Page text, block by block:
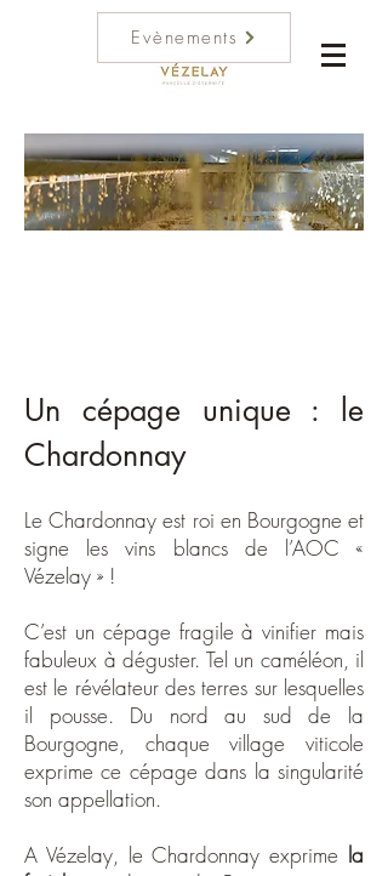
Evènements
Un cépage unique : le
Chardonnay
Le Chardonnay est roi en Bourgogne et
signe les vins blancs de l’AOC «
Vézelay » !
C’est un cépage fragile à vinifier mais
fabuleux à déguster. Tel un caméléon, il
est le révélateur des terres sur lesquelles
il pousse. Du nord au sud de la
Bourgogne, chaque village viticole
exprime ce cépage dans la singularité
son appellation.
A Vézelay, le Chardonnay exprime la